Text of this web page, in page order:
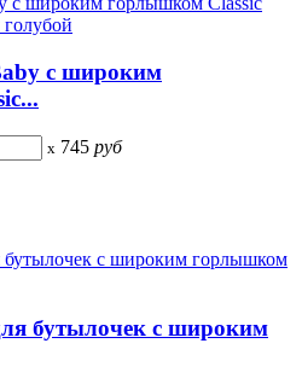
с широким
x 745 руб
бутылочек с широким